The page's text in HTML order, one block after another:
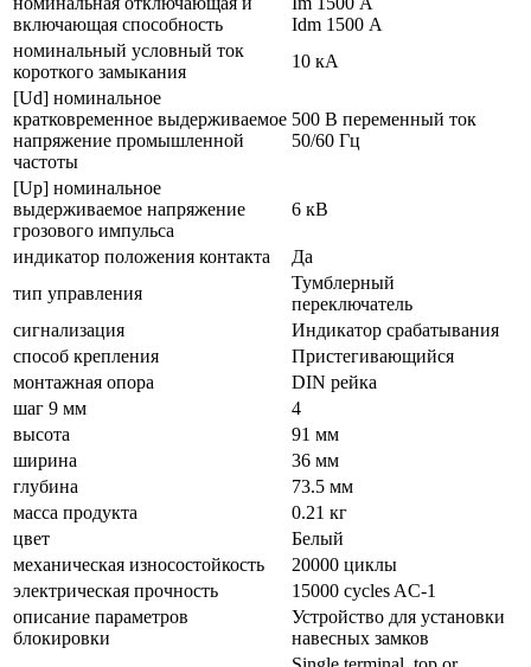
включающая способность
Idm 1500 А
номинальный условный ток
короткого замыкания
10 кА
[Ud] номинальное
кратковременное выдерживаемое
напряжение промышленной
частоты
500 В переменный ток
50/60 Гц
[Up] номинальное
выдерживаемое напряжение
грозового импульса
6 кВ
индикатор положения контакта
Да
тип управления
Тумблерный
переключатель
сигнализация
Индикатор срабатывания
способ крепления
Пристегивающийся
монтажная опора
DIN рейка
шаг 9 мм
4
высота
91 мм
ширина
36 мм
глубина
73.5 мм
масса продукта
0.21 кг
цвет
Белый
механическая износостойкость
20000 циклы
электрическая прочность
15000 cycles AC-1
описание параметров
блокировки
Устройство для установки
навесных замков